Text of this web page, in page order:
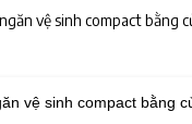
vệ sinh compact bằng
vệ sinh compact bằng